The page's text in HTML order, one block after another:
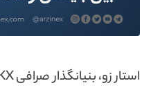
استار زو، بنیانگذار صرافی OKX، در توییتر نگرانی خود...